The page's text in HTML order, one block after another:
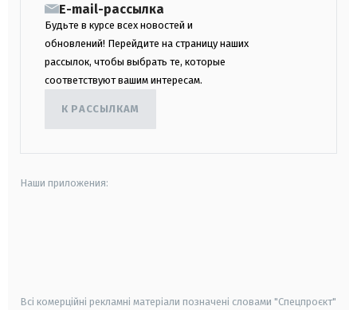
E-mail-рассылка
Будьте в курсе всех новостей и
обновлений! Перейдите на страницу наших
рассылок, чтобы выбрать те, которые
соответствуют вашим интересам.
К РАССЫЛКАМ
Наши приложения:
Всі комерційні рекламні матеріали позначені словами "Спецпроєкт"